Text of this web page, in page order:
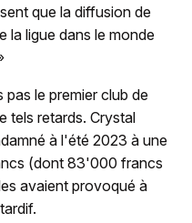
que la diffusion de
la ligue dans le monde
le premier club de
tels retards. Crystal
à l'été 2023 à une
(dont 83'000 francs
avaient provoqué à